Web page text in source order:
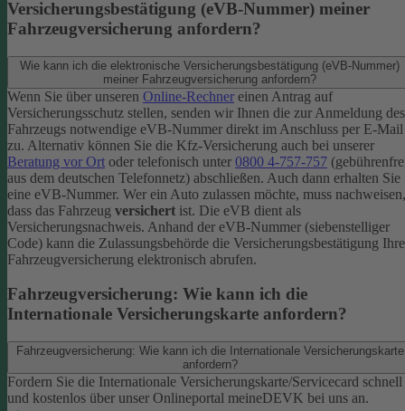
Versicherungsbestätigung (eVB-Nummer) meiner
Fahrzeugversicherung anfordern?
Wie kann ich die elektronische Versicherungsbestätigung (eVB-Nummer)
meiner Fahrzeugversicherung anfordern?
Wenn Sie über unseren Online-Rechner einen Antrag auf
Versicherungsschutz stellen, senden wir Ihnen die zur Anmeldung des
Fahrzeugs notwendige eVB-​Nummer direkt im Anschluss per E-Mail
zu. Alternativ können Sie die Kfz-​Versicherung auch bei unserer
Beratung vor Ort oder telefonisch unter 0800 4-​757-757
aus dem deutschen Telefonnetz) abschließen. Auch dann erhalten Sie
eine eVB-Nummer. Wer ein Auto zulassen möchte, muss nachweisen,
dass das Fahrzeug versichert ist. Die eVB dient als
Versicherungsnachweis. Anhand der eVB-Nummer (siebenstelliger
Code) kann die Zulassungsbehörde die Versicherungsbestätigung
Fahrzeugversicherung elektronisch abrufen.
Fahrzeugversicherung: Wie kann ich die
Internationale Versicherungskarte anfordern?
Fahrzeugversicherung: Wie kann ich die Internationale Versicherungskarte
anfordern?
Fordern Sie die Internationale Versicherungskarte/Servicecard schnell
und kostenlos über unser Onlineportal meineDEVK bei uns an.